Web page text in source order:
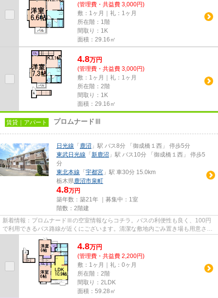
(管理費・共益費 3,000円)
敷：1ヶ月｜礼：1ヶ月
所在階：1階
間取り：1K
面積：29.16㎡
4.8万円
(管理費・共益費 3,000円)
敷：1ヶ月｜礼：1ヶ月
所在階：2階
間取り：1K
面積：29.16㎡
賃貸｜アパート プロムナードⅢ
日光線 「 鹿沼 」駅 バス8分 「御成橋１西」 停歩5分
東武日光線 「 新鹿沼 」駅 バス10分 「御成橋１西」 停歩5
分
東北本線 「 宇都宮 」駅 車30分 15.0km
栃木県鹿沼市泉町
4.8万円
築年数：築21年 ｜募集中： 1室
階数：2階建
新着情報：プロムナードⅢの空室情報ならコチラ。バスの利便性も良く、100円
で利用できるバス路線が近くにございます。清潔な敷地内ごみ置き場も用意され
ております。風通しが良好な物...
4.8万円
(管理費・共益費 2,200円)
敷：1ヶ月｜礼：0ヶ月
所在階：2階
間取り：2LDK
面積：59.28㎡